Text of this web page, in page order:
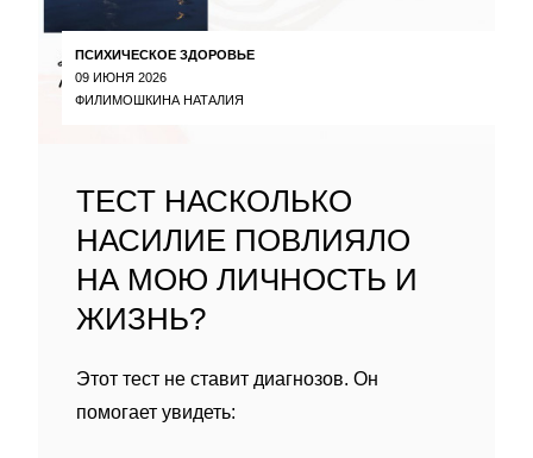
ПСИХИЧЕСКОЕ ЗДОРОВЬЕ
09 ИЮНЯ 2026
ФИЛИМОШКИНА НАТАЛИЯ
ТЕСТ НАСКОЛЬКО
НАСИЛИЕ ПОВЛИЯЛО
НА МОЮ ЛИЧНОСТЬ И
ЖИЗНЬ?
Этот тест не ставит диагнозов. Он
помогает увидеть: